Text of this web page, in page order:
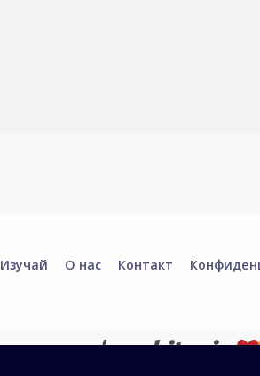
Изучай О нас Контакт